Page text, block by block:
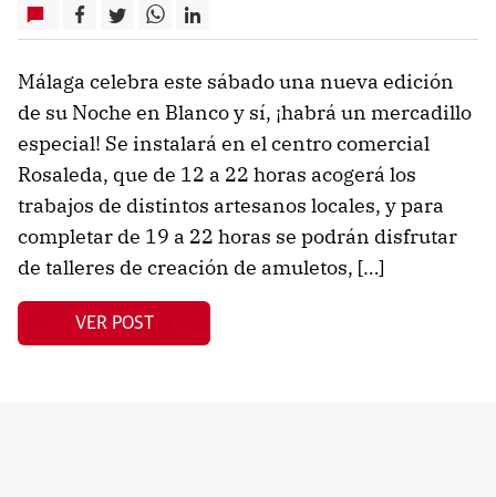
Málaga celebra este sábado una nueva edición
de su Noche en Blanco y sí, ¡habrá un mercadillo
especial! Se instalará en el centro comercial
Rosaleda, que de 12 a 22 horas acogerá los
trabajos de distintos artesanos locales, y para
completar de 19 a 22 horas se podrán disfrutar
de talleres de creación de amuletos, […]
VER POST